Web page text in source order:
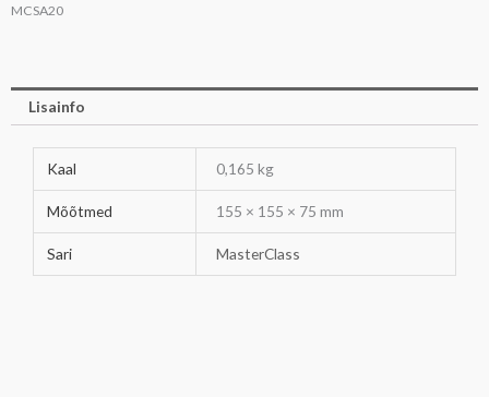
MCSA20
Lisainfo
Kaal 0,165 kg
Mõõtmed 155 × 155 × 75 mm
Sari MasterClass